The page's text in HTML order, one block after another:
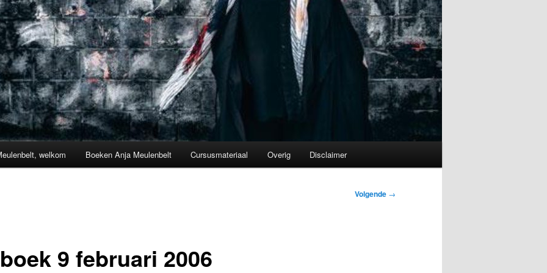
welkom Boeken Anja Meulenbelt Cursusmateriaal Overig Disclaimer
Volgende →
9 februari 2006